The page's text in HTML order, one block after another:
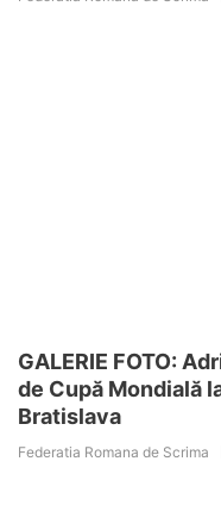
GALERIE FOTO:
de Cupă Mondială
Bratislava
Federatia Romana de Scrima